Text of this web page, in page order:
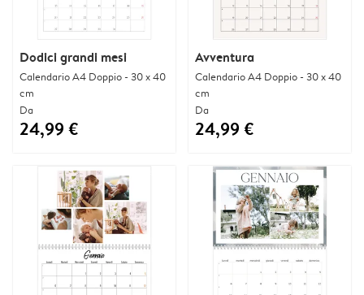
Dodici grandi mesi
Calendario A4 Doppio - 30 x 40
cm
Da
24,99 €
Avventura
Calendario A4 Doppio - 30 x 40
cm
Da
24,99 €